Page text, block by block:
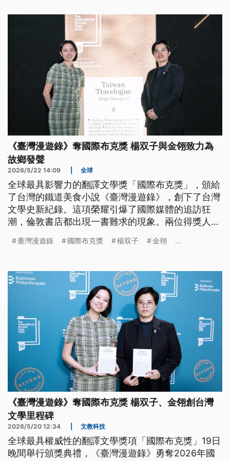
《臺灣漫遊錄》奪國際布克獎 楊双子與金翎致力為
故鄉發聲
2026/5/22 14:09 全球
全球最具影響力的翻譯文學獎「國際布克獎」，頒給
了台灣的鐵道美食小說《臺灣漫遊錄》，創下了台灣
文學史新紀錄。這項榮耀引爆了國際媒體的追訪狂
潮，倫敦書店都出現一書難求的現象。兩位得獎人楊
主大力發聲。公視國際記者洪雅芳在現場，紀錄下
臺灣漫遊錄 國際布克獎 楊双子 金翎 ...
《臺灣漫遊錄》奪國際布克獎 楊双子、金翎創台灣
文學里程碑
2026/5/20 12:34 文教科技
全球最具權威性的翻譯文學獎項「國際布克獎」19日
晚間舉行頒獎典禮，《臺灣漫遊錄》勇奪2026年國